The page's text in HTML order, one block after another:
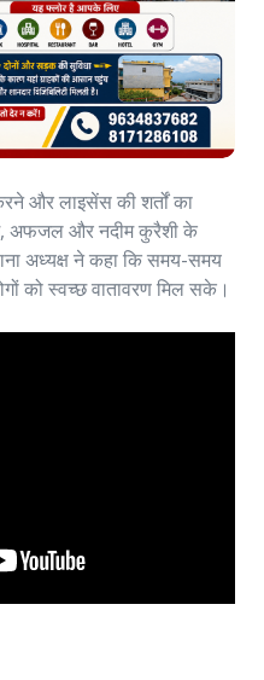
और लाइसेंस की शर्तों का
अफजल और नदीम कुरैशी के
अध्यक्ष ने कहा कि समय-समय
को स्वच्छ वातावरण मिल सके।